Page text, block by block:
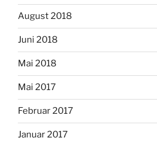
August 2018
Juni 2018
Mai 2018
Mai 2017
Februar 2017
Januar 2017